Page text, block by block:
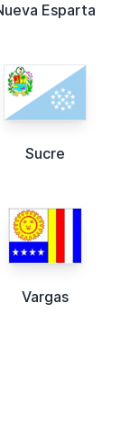
Esparta
Sucre
Vargas